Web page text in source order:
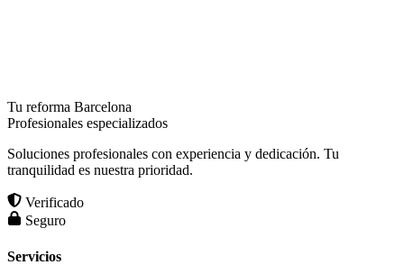
Tu reforma Barcelona
Profesionales especializados
Soluciones profesionales con experiencia y dedicación. Tu
tranquilidad es nuestra prioridad.
Verificado
Seguro
Servicios